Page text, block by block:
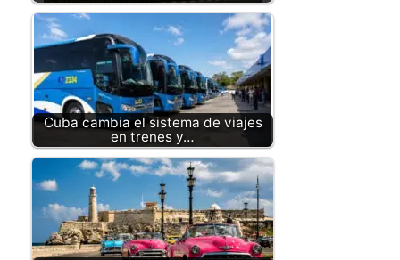
Cuba cambia el sistema de viajes
en trenes y…